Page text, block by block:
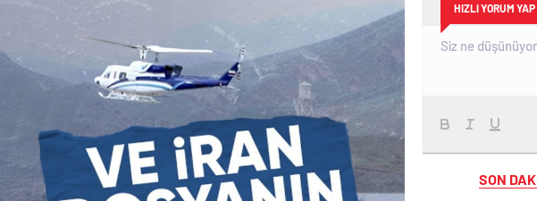
HIZLI YORUM YAP
SON